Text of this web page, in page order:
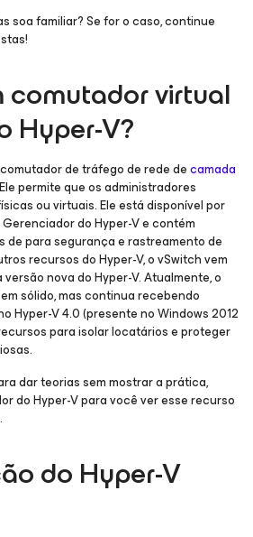
soa familiar? Se for o caso, continue
comutador virtual
Hyper-V?
de tráfego de rede decamada
permite que os administradores
ou virtuais. Ele está disponível por
do Hyper-V e contém
de para segurança e rastreamento de
recursos do Hyper-V, o vSwitch vem
nova do Hyper-V. Atualmente, o
sólido, mas continua recebendo
Hyper-V 4.0 (presente no Windows 2012
para isolar locatários e proteger
dar teorias sem mostrar a prática,
do Hyper-V para você ver esse recurso
do Hyper-V